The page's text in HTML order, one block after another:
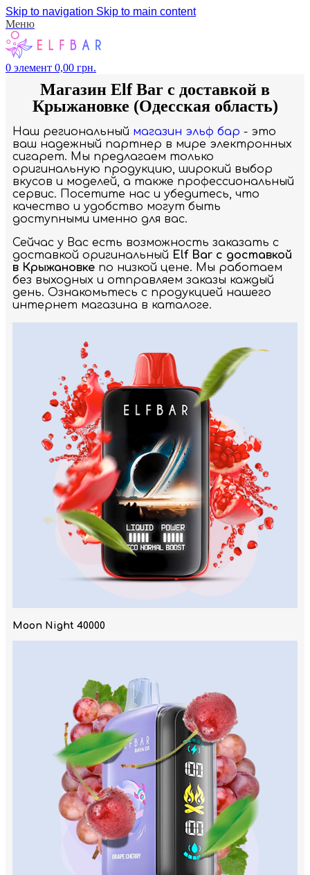
Skip to navigation Skip to main content
Меню
0 элемент 0,00 грн.
Магазин Elf Bar с доставкой в
Крыжановке (Одесская область)
Наш региональный магазин эльф бар - это
ваш надежный партнер в мире электронных
сигарет. Мы предлагаем только
оригинальную продукцию, широкий выбор
вкусов и моделей, а также профессиональный
сервис. Посетите нас и убедитесь, что
качество и удобство могут быть
доступными именно для вас.
Сейчас у Вас есть возможность заказать с
доставкой оригинальный Elf Bar с доставкой
в Крыжановке по низкой цене. Мы работаем
без выходных и отправляем заказы каждый
день. Ознакомьтесь с продукцией нашего
интернет магазина в каталоге.
Moon Night 40000